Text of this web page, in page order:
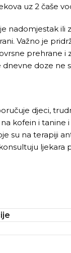
uz 2 čaše
nadomjestak ili
Važno je
prehrane i
doze ne
djeci,
kofein i tanine
su na terapiji
ljekara